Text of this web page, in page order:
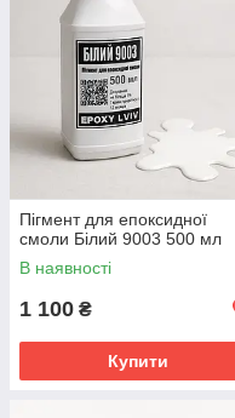
Пігмент для епоксидної
смоли Білий 9003 500 мл
В наявності
1 100 ₴
Купити